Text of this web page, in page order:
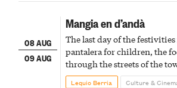
08 AUG
09 AUG
Mangia en d’andà
The last day of the
pantalera for children, the
through the streets of the
fireworks finale
Lequio Berria Culture &